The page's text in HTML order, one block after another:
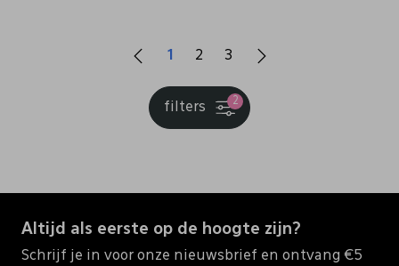
1 2 3
2
filters
Altijd als eerste op de hoogte zijn?
Schrijf je in voor onze nieuwsbrief en ontvang €5